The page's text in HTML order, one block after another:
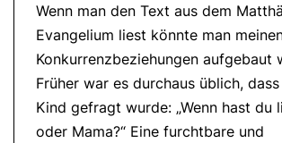
4.8-
Evangelium:
10,37-
Wenn man den Text aus dem
Evangelium liest könnte man
Konkurrenzbeziehungen aufgebaut
Früher war es durchaus üblich,
Kind gefragt wurde: „Wenn hast du
oder Mama?“ Eine furchtbare und